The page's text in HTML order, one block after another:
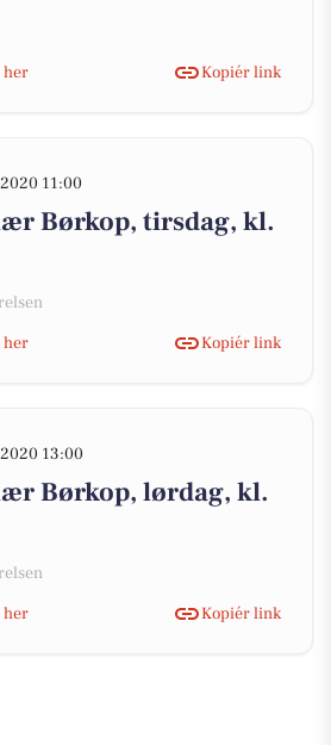
her
Kopiér link
11:00
Børkop, tirsdag, kl.
her
Kopiér link
13:00
Børkop, lørdag, kl.
her
Kopiér link